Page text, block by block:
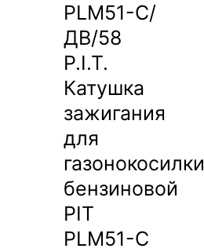
PLM51-C/
ДВ/58
P.I.T.
Катушка
зажигания
для
газонокосилки
бензиновой
PIT
PLM51-C